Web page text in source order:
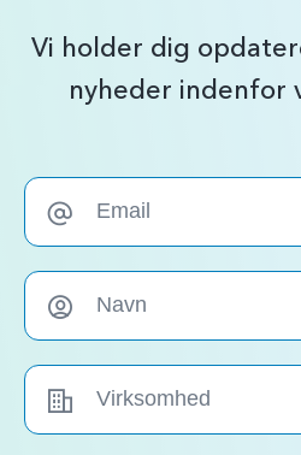
Vi holder dig
nyheder indenfor